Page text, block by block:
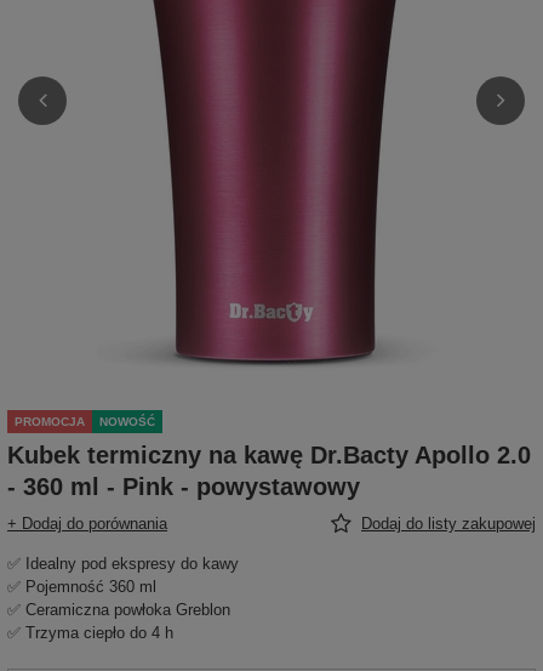
PROMOCJA NOWOŚĆ
Kubek termiczny na kawę Dr.Bacty Apollo 2.0
- 360 ml - Pink - powystawowy
+ Dodaj do porównania Dodaj do listy zakupowej
✅ Idealny pod ekspresy do kawy
✅ Pojemność 360 ml
✅ Ceramiczna powłoka Greblon
✅ Trzyma ciepło do 4 h